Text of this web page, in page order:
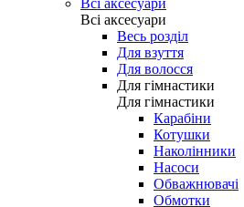
Всі аксесуари
Всі аксесуари
Весь розділ
Для взуття
Для волосся
Для гімнастики
Для гімнастики
Карабіни
Котушки
Наколінники
Насоси
Обважнювачі
Обмотки